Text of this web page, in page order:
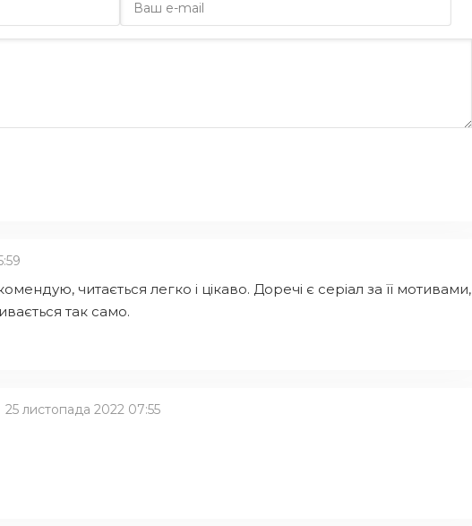
читається легко і цікаво. Доречі є серіал за її мотивами,
так само.
25 листопада 2022 07:55